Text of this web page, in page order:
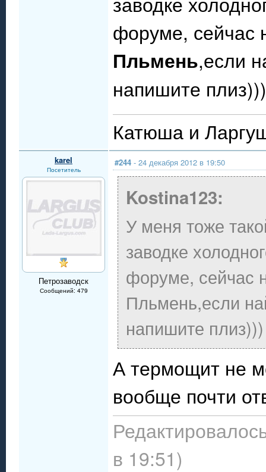
форуме, сейчас
Пльмень,если
напишите плиз)))
Катюша и
karel
Посетитель
Петрозаводск
Сообщений: 479
#244 - 24 декабря 2012 в 19:50
Kostina123:
У меня тоже
заводке
форуме, сейчас
Пльмень,если
напишите плиз)))
А термощит не
вообще почти
в 19:51)